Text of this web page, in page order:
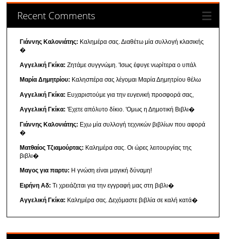
Recent Comments
Γιάννης Καλονιάτης: Καλημέρα σας. Διαθέτω μία συλλογή κλασικής
�
Αγγελική Γκίκα: Ζητάμε συγγνώμη. 'Ισως έφυγε νωρίτερα ο υπάλ
Μαρία Δημητρίου: Καλησπέρα σας λέγομαι Μαρία Δημητρίου θέλω
Αγγελική Γκίκα: Ευχαριστούμε για την ευγενική προσφορά σας,
Αγγελική Γκίκα: 'Εχετε απόλυτο δίκιο. 'Ομως η Δημοτική Βιβλι�
Γιάννης Καλονιάτης: Εχω μία συλλογή τεχνικών βιβλίων που αφορά
�
Ματθαίος Τζιαμούρτας: Καλημέρα σας. Οι ώρες λειτουργίας της
βιβλι�
Μαγος για παρτυ: Η γνώση είναι μαγική δύναμη!
Ειρήνη Αδ: Τι χρειάζεται για την εγγραφή μας στη βιβλι�
Αγγελική Γκίκα: Καλημέρα σας. Δεχόμαστε βιβλία σε καλή κατά�